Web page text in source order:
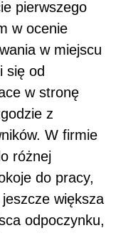
pierwszego
w ocenie
w miejscu
się od
w stronę
z
W firmie
różnej
do pracy,
większa
odpoczynku,